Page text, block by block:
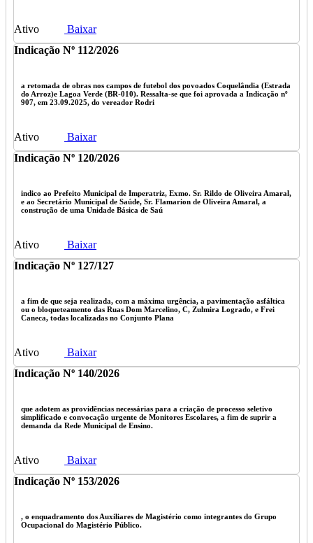
Ativo
Baixar
Indicação Nº 112/2026
a retomada de obras nos campos de futebol dos povoados Coquelândia (Estrada
do Arroz)e Lagoa Verde (BR-010). Ressalta-se que foi aprovada a Indicação nº
907, em 23.09.2025, do vereador Rodri
Ativo
Baixar
Indicação Nº 120/2026
indico ao Prefeito Municipal de Imperatriz, Exmo. Sr. Rildo de Oliveira Amaral,
e ao Secretário Municipal de Saúde, Sr. Flamarion de Oliveira Amaral, a
construção de uma Unidade Básica de Saú
Ativo
Baixar
Indicação Nº 127/127
a fim de que seja realizada, com a máxima urgência, a pavimentação asfáltica
ou o bloqueteamento das Ruas Dom Marcelino, C, Zulmira Logrado, e Frei
Caneca, todas localizadas no Conjunto Plana
Ativo
Baixar
Indicação Nº 140/2026
que adotem as providências necessárias para a criação de processo seletivo
simplificado e convocação urgente de Monitores Escolares, a fim de suprir a
demanda da Rede Municipal de Ensino.
Ativo
Baixar
Indicação Nº 153/2026
, o enquadramento dos Auxiliares de Magistério como integrantes do Grupo
Ocupacional do Magistério Público.